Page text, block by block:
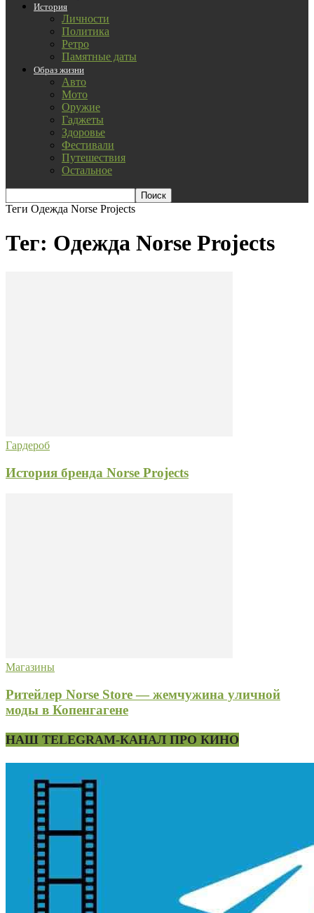
История
Личности
Политика
Ретро
Памятные даты
Образ жизни
Авто
Мото
Оружие
Гаджеты
Здоровье
Фестивали
Путешествия
Остальное
Теги Одежда Norse Projects
Тег: Одежда Norse Projects
Гардероб
История бренда Norse Projects
Магазины
Ритейлер Norse Store — жемчужина уличной
моды в Копенгагене
НАШ TELEGRAM-КАНАЛ ПРО КИНО